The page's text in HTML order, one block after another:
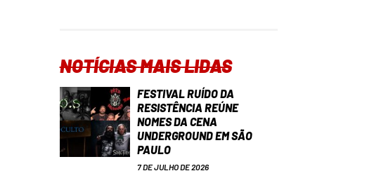
NOTÍCIAS MAIS LIDAS
FESTIVAL RUÍDO DA
RESISTÊNCIA REÚNE
NOMES DA CENA
UNDERGROUND EM SÃO
PAULO
7 DE JULHO DE 2026